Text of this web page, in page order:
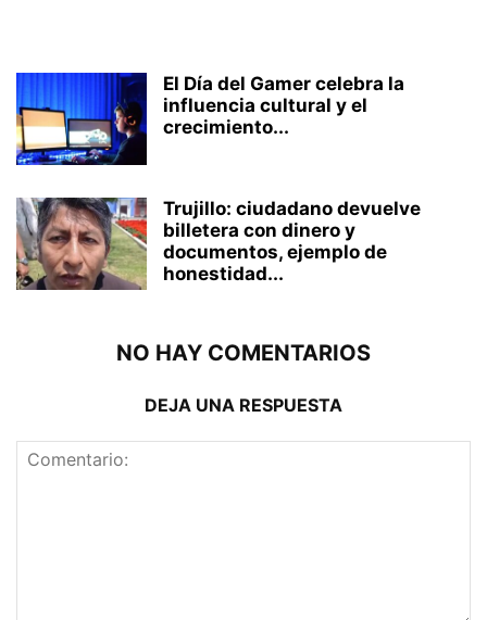
El Día del Gamer celebra la
influencia cultural y el
crecimiento...
Trujillo: ciudadano devuelve
billetera con dinero y
documentos, ejemplo de
honestidad...
NO HAY COMENTARIOS
DEJA UNA RESPUESTA